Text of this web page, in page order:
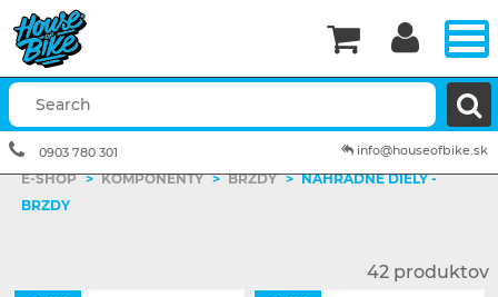
E-SHOP > KOMPONENTY > BRZDY > NÁHRADNÉ DIELY -
BRZDY
42 produktov


info@houseofbike.sk
0903 780 301